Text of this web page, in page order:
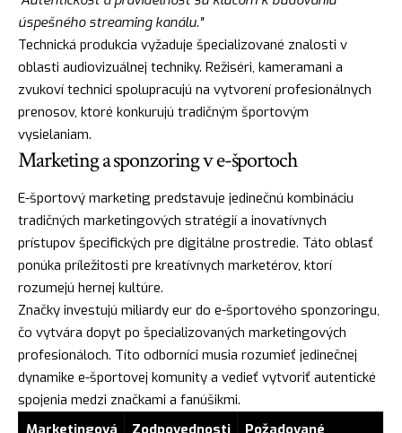
úspešného streaming kanálu."
Technická produkcia vyžaduje špecializované znalosti v
oblasti audiovizuálnej techniky. Režiséri, kameramani a
zvukoví technici spolupracujú na vytvorení profesionálnych
prenosov, ktoré konkurujú tradičným športovým
vysielaniam.
Marketing a sponzoring v e-športoch
E-športový marketing predstavuje jedinečnú kombináciu
tradičných marketingových stratégií a inovatívnych
prístupov špecifických pre digitálne prostredie. Táto oblasť
ponúka príležitosti pre kreatívnych marketérov, ktorí
rozumejú hernej kultúre.
Značky investujú miliardy eur do e-športového sponzoringu,
čo vytvára dopyt po špecializovaných marketingových
profesionáloch. Títo odborníci musia rozumieť jedinečnej
dynamike e-športovej komunity a vedieť vytvoriť autentické
spojenia medzi značkami a fanúšikmi.